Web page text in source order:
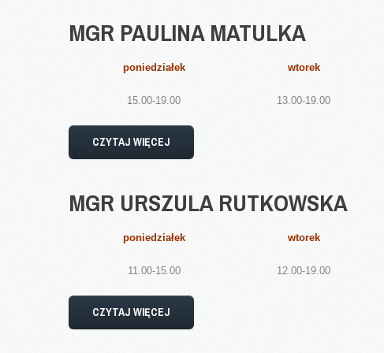
MGR PAULINA MATULKA
poniedziałek wtorek
15.00-19.00 13.00-19.00
CZYTAJ WIĘCEJ
MGR URSZULA RUTKOWSKA
poniedziałek wtorek
11.00-15.00 12.00-19.00
CZYTAJ WIĘCEJ